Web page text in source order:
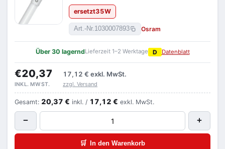
ersetzt35W
Art.-Nr.1030007893 Osram
Über 30 lagerndLieferzeit 1–2 Werktage D Datenblatt
€20,37 17,12 € exkl. MwSt.
INKL. MWST. zzgl. Versand
Gesamt: 20,37 € inkl. / 17,12 € exkl. MwSt.
− +
🛒 In den Warenkorb